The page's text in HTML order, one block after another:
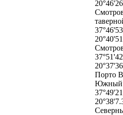
Порто
Южный